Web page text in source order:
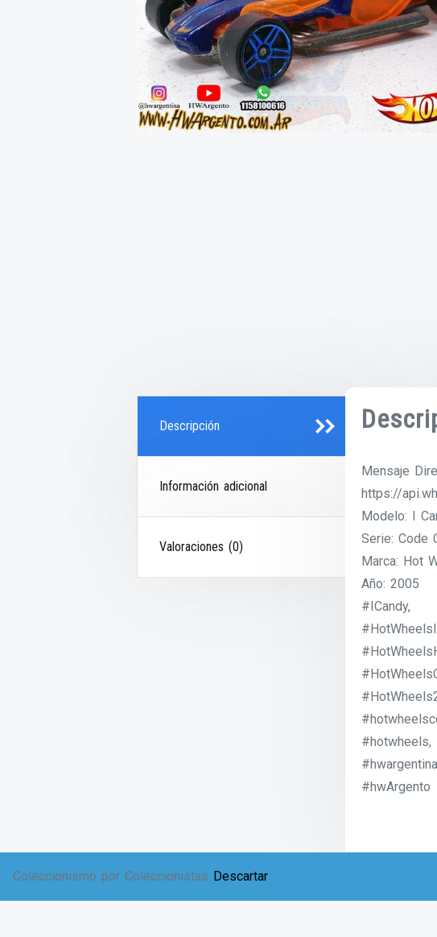
Coleccionismo por Coleccionistas Descartar
Descripción
Información adicional
Valoraciones (0)
Mensaje
https://
Modelo: I
Serie: Code
Marca: Hot
Año: 2005
#ICandy,
#hotwheels,
#hwArgento